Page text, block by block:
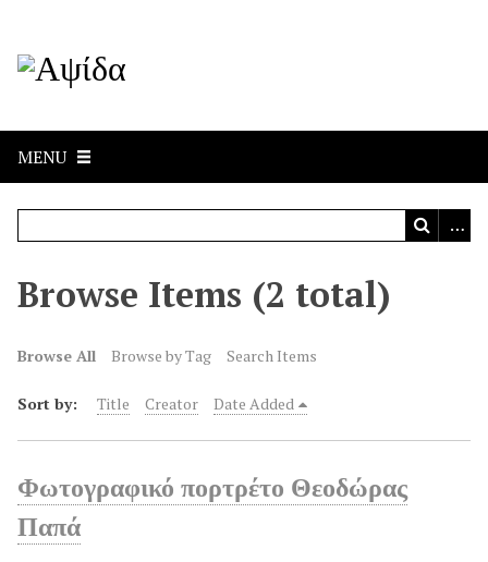
MENU
Browse Items (2 total)
Browse All Browse by Tag Search Items
Sort by: Title Creator Date Added
Φωτογραφικό πορτρέτο Θεοδώρας
Παπά